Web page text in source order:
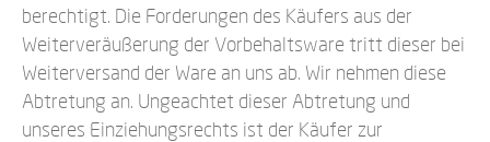
berechtigt. Die Forderungen des Käufers aus der
Weiterveräußerung der Vorbehaltsware tritt dieser bei
Weiterversand der Ware an uns ab. Wir nehmen diese
Abtretung an. Ungeachtet dieser Abtretung und
unseres Einziehungsrechts ist der Käufer zur